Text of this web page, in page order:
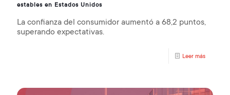
estables en Estados Unidos
La confianza del consumidor aumentó a 68,2 puntos,
superando expectativas.
Leer más